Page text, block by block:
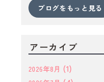
【秋田市/カントリーガーデ
ン不動産】
ブログをもっと見る
アーカイブ
2026年8月 (1)